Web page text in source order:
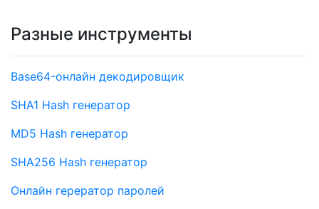
Разные инструменты
Base64-онлайн декодировщик
SHA1 Hash генератор
MD5 Hash генератор
SHA256 Hash генератор
Онлайн герератор паролей